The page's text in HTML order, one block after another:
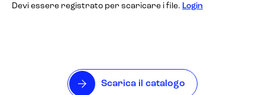
Devi essere registrato per scaricare i file. Login
Scarica il catalogo